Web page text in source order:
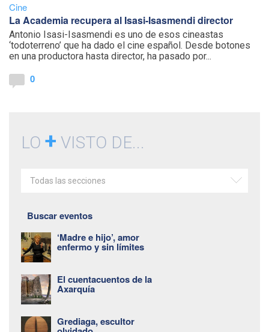
Cine
La Academia recupera al Isasi-Isasmendi director
Antonio Isasi-Isasmendi es uno de esos cineastas
‘todoterreno’ que ha dado el cine español. Desde botones
en una productora hasta director, ha pasado por...
0
LO + VISTO DE...
Todas las secciones
Buscar eventos
‘Madre e hijo’, amor
enfermo y sin límites
El cuentacuentos de la
Axarquía
Grediaga, escultor